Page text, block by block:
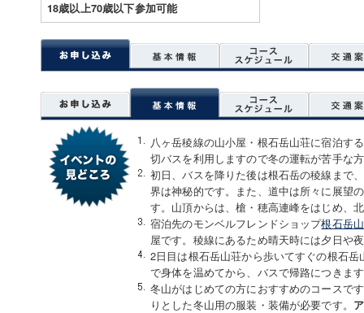
18歳以上70歳以下参加可能
八ヶ岳稜線の山小屋・根石岳山荘に宿泊す
切バスを利用しますので冬の運転が苦手な
初日、バスを降りた後は根石岳の稜線まで
界は神秘的です。また、道中は所々に展望
す。山頂からは、槍・穂高連峰をはじめ、
宿泊先のモンベルフレンドショップ根石岳
屋です。稜線にあるため晴天時には夕日や
2日目は根石岳山荘から歩いてすぐの根石
で身体を温めてから、バスで帰路につきま
冬山がはじめての方におすすめのコースで
りとした冬山用の服装・装備が必要です。